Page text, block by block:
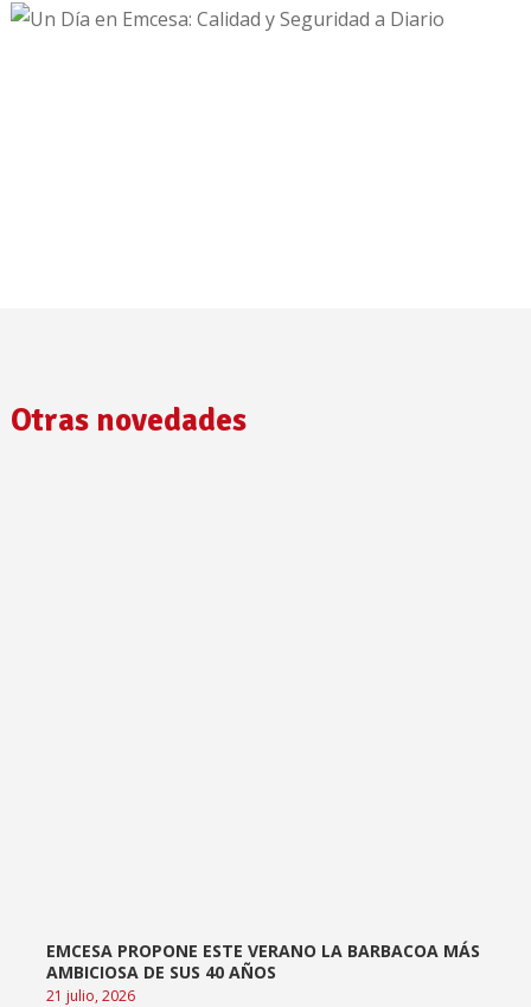
Otras novedades
EMCESA PROPONE ESTE VERANO LA BARBACOA MÁS
AMBICIOSA DE SUS 40 AÑOS
21 julio, 2026